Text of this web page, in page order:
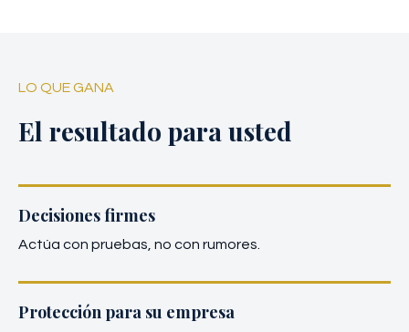
LO QUE GANA
El resultado para usted
Decisiones firmes
Actúa con pruebas, no con rumores.
Protección para su empresa